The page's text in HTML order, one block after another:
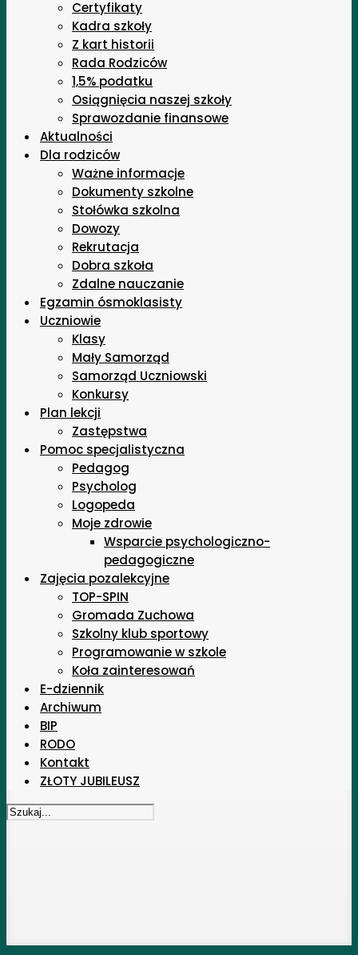
Certyfikaty
Kadra szkoły
Z kart historii
Rada Rodziców
1,5% podatku
Osiągnięcia naszej szkoły
Sprawozdanie finansowe
Aktualności
Dla rodziców
Ważne informacje
Dokumenty szkolne
Stołówka szkolna
Dowozy
Rekrutacja
Dobra szkoła
Zdalne nauczanie
Egzamin ósmoklasisty
Uczniowie
Klasy
Mały Samorząd
Samorząd Uczniowski
Konkursy
Plan lekcji
Zastępstwa
Pomoc specjalistyczna
Pedagog
Psycholog
Logopeda
Moje zdrowie
Wsparcie psychologiczno-
pedagogiczne
Zajęcia pozalekcyjne
TOP-SPIN
Gromada Zuchowa
Szkolny klub sportowy
Programowanie w szkole
Koła zainteresowań
E-dziennik
Archiwum
BIP
RODO
Kontakt
ZŁOTY JUBILEUSZ